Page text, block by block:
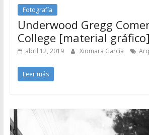
Fotografía
Underwood Gregg
College [material
abril 12, 2019 Xiomara García
Leer más